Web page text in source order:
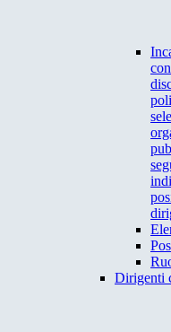
Dirigenti